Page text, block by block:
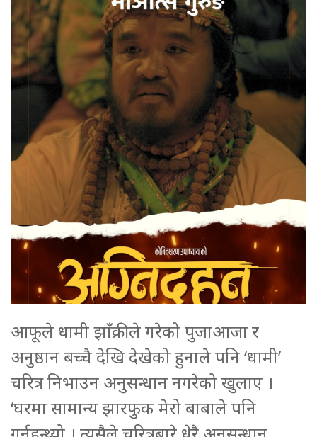
आफूले धामी झाँक्रीले गरेको पुजाआजा र
अनुष्ठान बच्चै देखि देखेको हुनाले पनि ‘धामी’
चरित्र निभाउन अनुसन्धान नगरेको खुलाए ।
‘घरमा सामान्य झारफुक मेरो बाबाले पनि